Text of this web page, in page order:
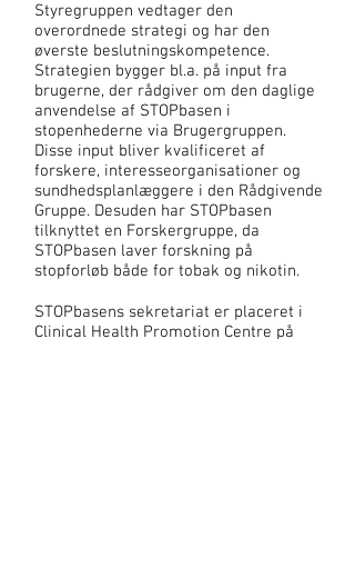
Styregruppen vedtager den
overordnede strategi og har den
øverste beslutningskompetence.
Strategien bygger bl.a. på input fra
brugerne, der rådgiver om den daglige
anvendelse af STOPbasen i
stopenhederne via Brugergruppen.
Disse input bliver kvalificeret af
forskere, interesseorganisationer og
sundhedsplanlæggere i den Rådgivende
Gruppe. Desuden har STOPbasen
tilknyttet en Forskergruppe, da
STOPbasen laver forskning på
stopforløb både for tobak og nikotin.
STOPbasens sekretariat er placeret i
Clinical Health Promotion Centre på